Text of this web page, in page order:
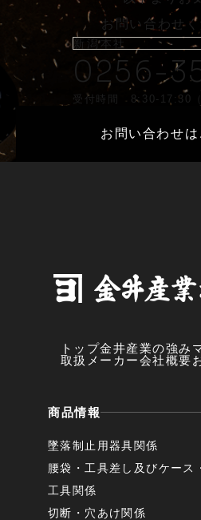
お問い合わせ
新潟本社
0256-
受付時間 8:30-17:30（
お問い合わせは
トップ金井産業の強み
取扱メーカー会社概要
商品情報
墜落制止用器具関係
腰袋・工具差し及びケース
工具関係
切断・穴あけ関係